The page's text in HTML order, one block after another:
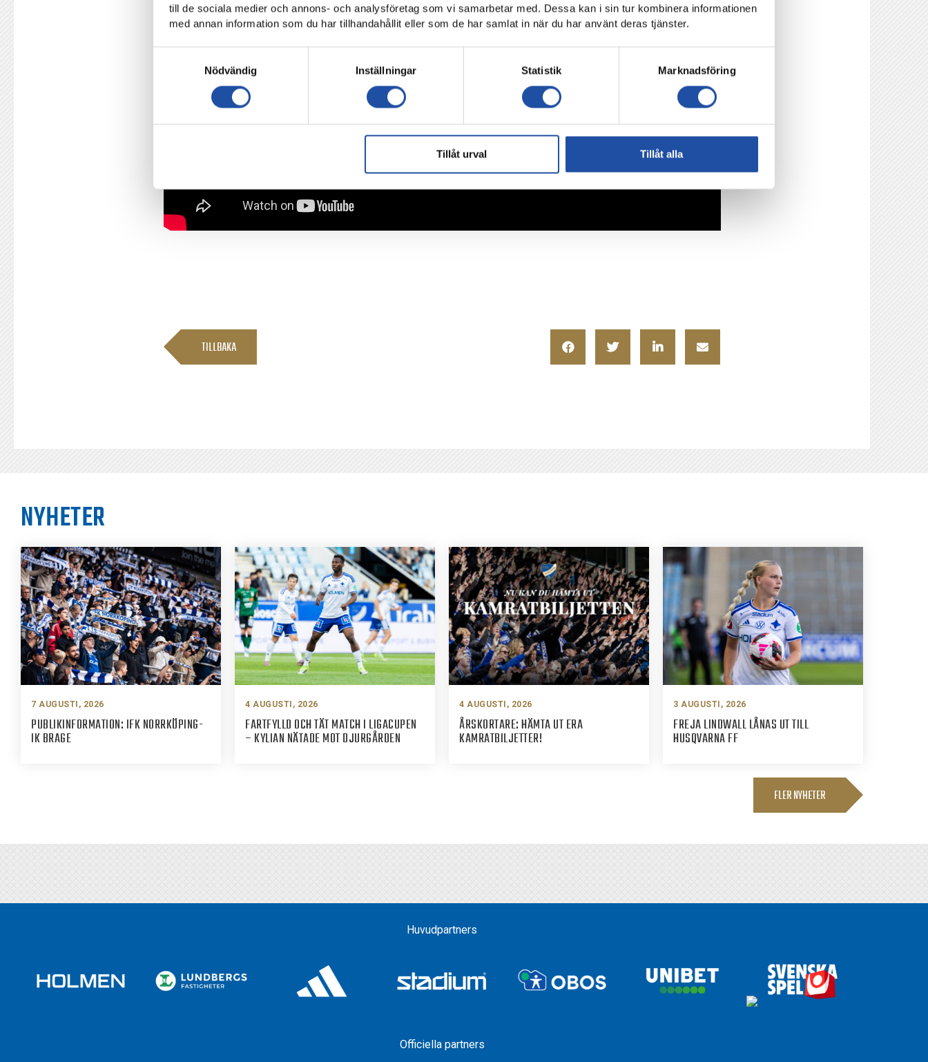
till de sociala medier och annons- och analysföretag som vi samarbetar med. Dessa kan i sin tur kombinera informationen
med annan information som du har tillhandahållit eller som de har samlat in när du har använt deras tjänster.
Nödvändig
Inställningar Statistik Marknadsföring
Tillåt urval Tillåt alla
TILLBAKA
NYHETER
7 AUGUSTI, 2026
PUBLIKINFORMATION: IFK NORRKÖPING-
IK BRAGE
4 AUGUSTI, 2026
FARTFYLLD OCH TÄT MATCH I LIGACUPEN
– KYLIAN NÄTADE MOT DJURGÅRDEN
4 AUGUSTI, 2026
ÅRSKORTARE: HÄMTA UT ERA
KAMRATBILJETTER!
3 AUGUSTI, 2026
FREJA LINDWALL LÅNAS UT TILL
HUSQVARNA FF
FLER NYHETER
Huvudpartners
Officiella partners